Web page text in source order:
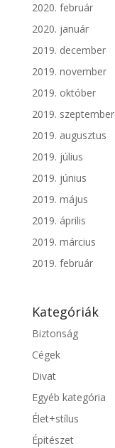
2020. február
2020. január
2019. december
2019. november
2019. október
2019. szeptember
2019. augusztus
2019. július
2019. június
2019. május
2019. április
2019. március
2019. február
Kategóriák
Biztonság
Cégek
Divat
Egyéb kategória
Élet+stílus
Épitészet